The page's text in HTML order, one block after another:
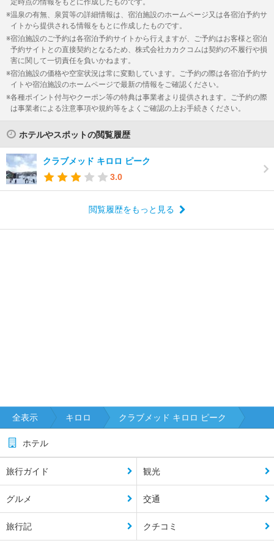
温泉の有無、泉質等の詳細情報は、宿泊施設のホームページ又は各宿泊予約サ
イトから提供される情報をもとに作成したものです。
宿泊施設のご予約は各宿泊予約サイトから行えますが、ご予約はお客様と宿泊
予約サイトとの直接契約となるため、株式会社カカクコムは契約の不履行や損
害に関して一切責任を負いかねます。
宿泊施設の価格や空室状況は常に変動しています。ご予約の際は各宿泊予約サ
イトや宿泊施設のホームページで最新の情報をご確認ください。
各種ポイント付与やクーポン等の特典は事業者より提供されます。ご予約の際
は事業者による注意事項や規約等をよくご確認の上お手続きください。
ホテルやスポットの閲覧履歴
クラブメッド キロロ ピーク
3.0
閲覧履歴をもっと見る
全表示 キロロ クラブメッド キロロ ピーク
ホテル
旅行ガイド 観光
グルメ 交通
旅行記 クチコミ